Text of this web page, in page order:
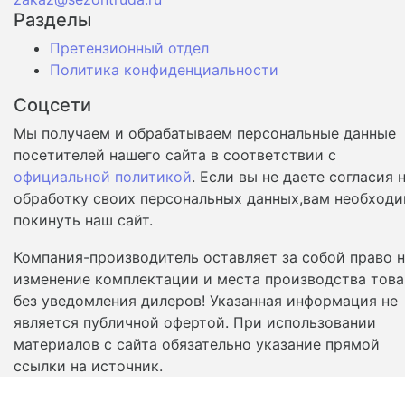
Разделы
Претензионный отдел
Политика конфиденциальности
Соцсети
Мы получаем и обрабатываем персональные данные
посетителей нашего сайта в соответствии с
официальной политикой. Если вы не даете согласия
обработку своих персональных данных,вам
покинуть наш сайт.
Компания-производитель оставляет за собой право
изменение комплектации и места производства
без уведомления дилеров! Указанная информация не
является публичной офертой. При использовании
материалов с сайта обязательно указание прямой
ссылки на источник.